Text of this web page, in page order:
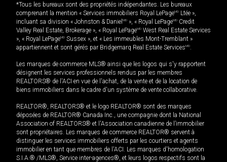
*Tous les bureaux sont des propriétés indépendantes. Les bureaux
comprenant la mention « Services immobiliers Royal LePageMD Ltée »,
incluant sa division « Johnston & Daniel MD », « Royal LePageMD Credit
Valley Real Estate, Brokerage », « Royal LePageMD West Real Estate Services
», « Royal LePageMD Sussex », et « Les immeubles Mont-Tremblant »
appartiennent et sont gérés par Bridgemarq Real Estate ServicesMD
Les marques de commerce MLS® ainsi que les logos qui s'y rapportent
désignent les services professionnels rendus par les membres
REALTORS® de l'ACI en vue de l'achat, de la vente et de la location de
biens immobiliers dans le cadre d'un système de vente collaborative.
REALTOR®, REALTORS® et le logo REALTOR® sont des marques
déposées de REALTOR® Canada Inc., une compagnie dont la National
Association of REALTORS® et l'Association canadienne de l’immobilier
sont propriétaires. Les marques de commerce REALTOR® servent à
distinguer les services immobiliers offerts par les courtiers et agents
immobilier en tant que membres de l'ACI. Les marques d'homologation
S.I.A.® /MLS®, Service inter-agences®, et leurs logos respectifs sont la